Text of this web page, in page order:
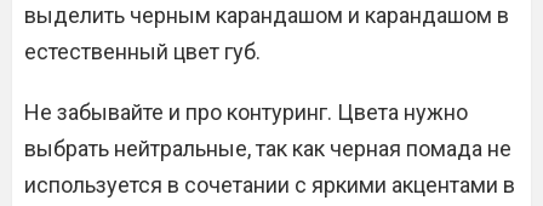
выделить черным карандашом и карандашом в
естественный цвет губ.
Не забывайте и про контуринг. Цвета нужно
выбрать нейтральные, так как черная помада не
используется в сочетании с яркими акцентами в